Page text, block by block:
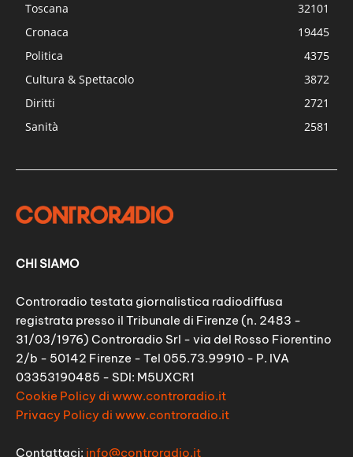
Toscana
32101
Cronaca
19445
Politica
4375
Cultura & Spettacolo
3872
Diritti
2721
Sanità
2581
CHI SIAMO
Controradio testata giornalistica radiodiffusa
registrata presso il Tribunale di Firenze (n. 2483 -
31/03/1976) Controradio Srl - via del Rosso Fiorentino
2/b - 50142 Firenze - Tel 055.73.99910 - P. IVA
03353190485 - SDI: M5UXCR1
Cookie Policy di www.controradio.it
Privacy Policy di www.controradio.it
Contattaci: info@controradio.it